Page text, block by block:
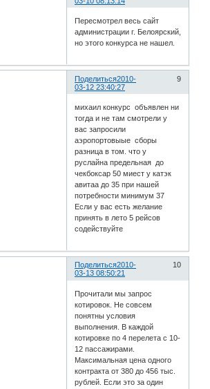
Пересмотрел весь сайт
администрации г. Белоярский,
но этого конкурса не нашел.
Поделиться 9
2010-
03-12 23:40:27
михаил конкурс объявлен ни
тогда и не там смотрели у
вас запросили
аэропортовыые сборы
разница в том. что у
руслайна предельная до
чекбоксар 50 миест у катэк
авитаа до 35 при нашей
потребности минимум 37
Если у вас есть желание
принять в лето 5 рейсов
содействуйте
Поделиться 10
2010-
03-13 08:50:21
Прочитали мы запрос
котировок. Не совсем
понятны условия
выполнения. В каждой
котировке по 4 перелета с 10-
12 пассажирами.
Максимальная цена одного
контракта от 380 до 456 тыс.
рублей. Если это за один